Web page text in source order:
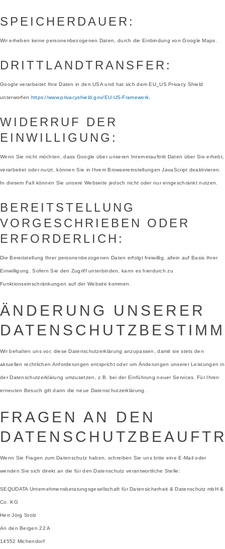
SPEICHERDAUER:
Wir erheben keine personenbezogenen Daten, durch die Einbindung von Google Maps.
DRITTLANDTRANSFER:
Google verarbeitet Ihre Daten in den USA und hat sich dem EU_US Privacy Shield
unterworfen https://www.privacyshield.gov/EU-US-Framework
WIDERRUF DER
EINWILLIGUNG:
Wenn Sie nicht möchten, dass Google über unseren Internetauftritt Daten über Sie erhebt,
verarbeitet oder nutzt, können Sie in Ihrem Browsereinstellungen JavaScript deaktivieren.
In diesem Fall können Sie unsere Webseite jedoch nicht oder nur eingeschränkt nutzen.
BEREITSTELLUNG
VORGESCHRIEBEN ODER
ERFORDERLICH:
Die Bereitstellung Ihrer personenbezogenen Daten erfolgt freiwillig, allein auf Basis Ihrer
Einwilligung. Sofern Sie den Zugriff unterbinden, kann es hierdurch zu
Funktionseinschränkungen auf der Website kommen.
ÄNDERUNG UNSERER
Wir behalten uns vor, diese Datenschutzerklärung anzupassen, damit sie stets den
aktuellen rechtlichen Anforderungen entspricht oder um Änderungen unserer Leistungen in
der Datenschutzerklärung umzusetzen, z.B. bei der Einführung neuer Services. Für Ihren
erneuten Besuch gilt dann die neue Datenschutzerklärung.
FRAGEN AN DEN
Wenn Sie Fragen zum Datenschutz haben, schreiben Sie uns bitte eine E-Mail oder
wenden Sie sich direkt an die für den Datenschutz verantwortliche Stelle:
SEQUDATA Unternehmensberatungsgesellschaft für Datensicherheit & Datenschutz mbH &
Co. KG
Herr Jörg Stolz
An den Bergen 22 A
14552 Michendorf